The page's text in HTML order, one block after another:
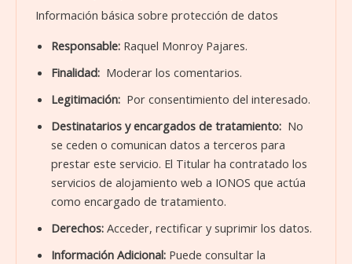
Información básica sobre protección de datos
Responsable: Raquel Monroy Pajares.
Finalidad: Moderar los comentarios.
Legitimación: Por consentimiento del interesado.
Destinatarios y encargados de tratamiento: No
se ceden o comunican datos a terceros para
prestar este servicio. El Titular ha contratado los
servicios de alojamiento web a IONOS que actúa
como encargado de tratamiento.
Derechos: Acceder, rectificar y suprimir los datos.
Información Adicional: Puede consultar la